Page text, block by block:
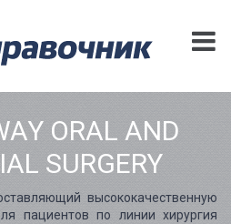
ORAL AND
SURGERY
высококачественную
пациентов по линии хирургия